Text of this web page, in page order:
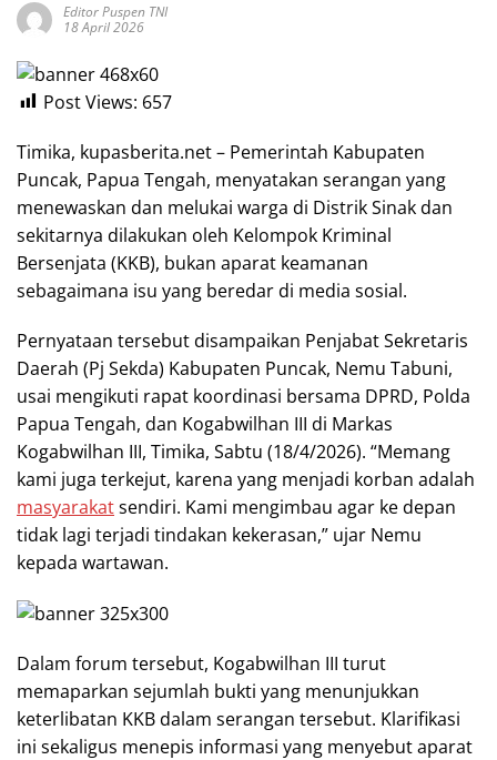
Editor Puspen TNI
18 April 2026
Post Views: 657
Timika, kupasberita.net – Pemerintah Kabupaten
Puncak, Papua Tengah, menyatakan serangan yang
menewaskan dan melukai warga di Distrik Sinak dan
sekitarnya dilakukan oleh Kelompok Kriminal
Bersenjata (KKB), bukan aparat keamanan
sebagaimana isu yang beredar di media sosial.
Pernyataan tersebut disampaikan Penjabat Sekretaris
Daerah (Pj Sekda) Kabupaten Puncak, Nemu Tabuni,
usai mengikuti rapat koordinasi bersama DPRD, Polda
Papua Tengah, dan Kogabwilhan III di Markas
Kogabwilhan III, Timika, Sabtu (18/4/2026). “Memang
kami juga terkejut, karena yang menjadi korban adalah
masyarakatsendiri. Kami mengimbau agar ke depan
tidak lagi terjadi tindakan kekerasan,” ujar Nemu
kepada wartawan.
Dalam forum tersebut, Kogabwilhan III turut
memaparkan sejumlah bukti yang menunjukkan
keterlibatan KKB dalam serangan tersebut. Klarifikasi
ini sekaligus menepis informasi yang menyebut aparat